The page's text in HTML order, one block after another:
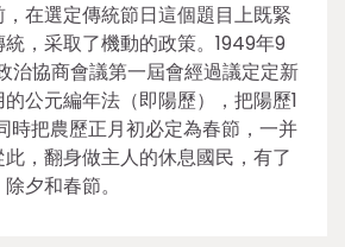
在選定傳統節日這個題目上既緊
，采取了機動的政策。1949年9
治協商會議第一屆會經過議定定新
公元編年法（即陽歷），把陽歷1
時把農歷正月初必定為春節，一并
，翻身做主人的休息國民，有了
夕和春節。